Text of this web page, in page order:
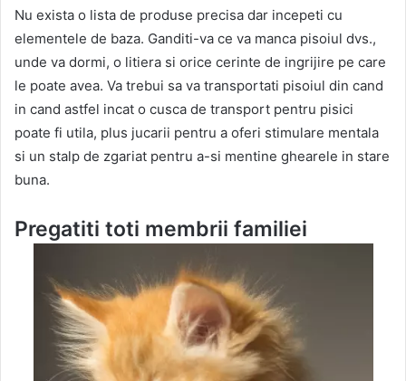
Nu exista o lista de produse precisa dar incepeti cu
elementele de baza. Ganditi-va ce va manca pisoiul dvs.,
unde va dormi, o litiera si orice cerinte de ingrijire pe care
le poate avea. Va trebui sa va transportati pisoiul din cand
in cand astfel incat o cusca de transport pentru pisici
poate fi utila, plus jucarii pentru a oferi stimulare mentala
si un stalp de zgariat pentru a-si mentine ghearele in stare
buna.
Pregatiti toti membrii familiei